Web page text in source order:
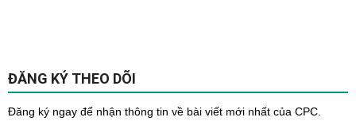
ĐĂNG KÝ THEO DÕI
Đăng ký ngay để nhận thông tin về bài viết mới nhất của CPC.